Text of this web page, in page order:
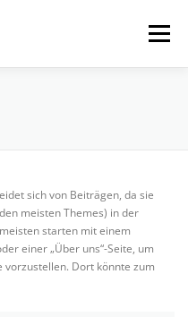
Menü
sich von Beiträgen, da sie
meisten Themes) in der
starten mit einem
einer „Über uns“-Seite, um
Dort könnte zum